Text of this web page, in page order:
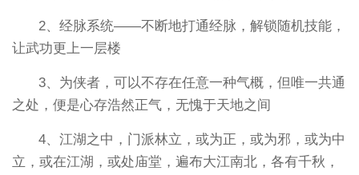
2、经脉系统——不断地打通经脉，解锁随机技能，
让武功更上一层楼
3、为侠者，可以不存在任意一种气概，但唯一共通
之处，便是心存浩然正气，无愧于天地之间
4、江湖之中，门派林立，或为正，或为邪，或为中
立，或在江湖，或处庙堂，遍布大江南北，各有千秋，